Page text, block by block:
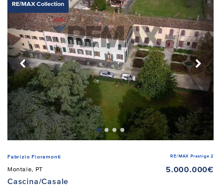
RE/MAX Collection
Fabrizio Fioramonti RE/MAX Prestige 2
Montale, PT
5.000.000€
Cascina/Casale